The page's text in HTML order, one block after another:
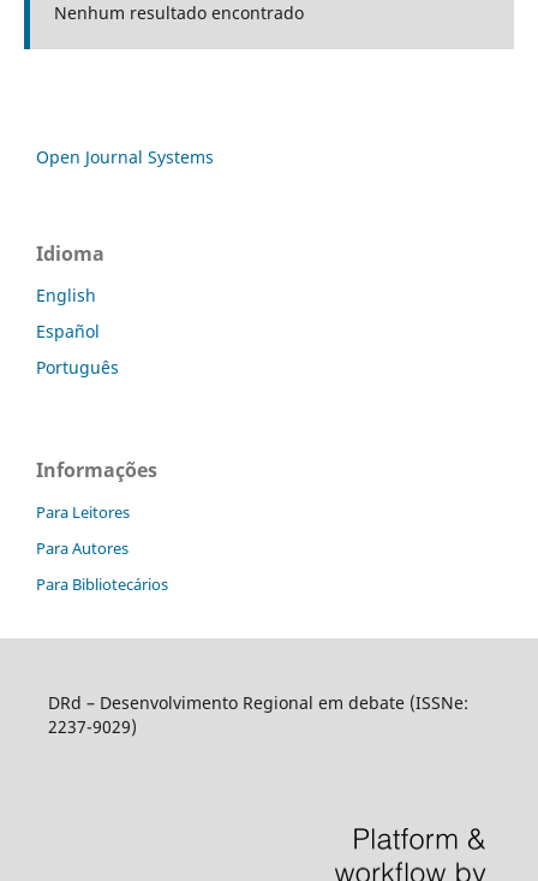
Nenhum resultado encontrado
Open Journal Systems
Idioma
English
Español
Português
Informações
Para Leitores
Para Autores
Para Bibliotecários
DRd – Desenvolvimento Regional em debate (ISSNe:
2237-9029)